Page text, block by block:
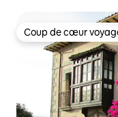
Coup de cœur
Coup de cœur